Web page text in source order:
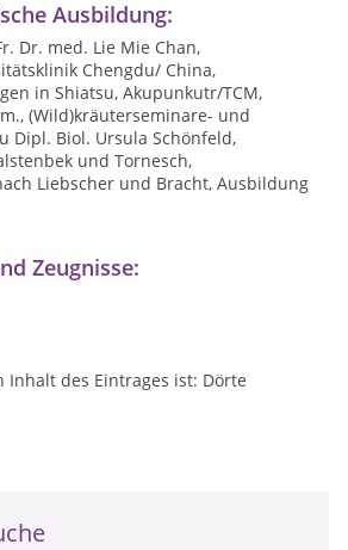
Ausbildung:
Dr. med. Lie Mie Chan,
Chengdu/ China,
in Shiatsu, Akupunkutr/TCM,
(Wild)kräuterseminare- und
Dipl. Biol. Ursula Schönfeld,
und Tornesch,
Liebscher und Bracht, Ausbildung
Zeugnisse:
des Eintrages ist: Dörte